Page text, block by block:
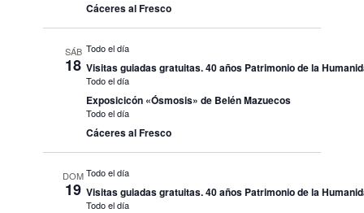
Cáceres al Fresco
SÁB
18
Todo el día
Visitas guiadas gratuitas. 40 años Patrimonio de la
Todo el día
Exposicicón «Ósmosis» de Belén Mazuecos
Todo el día
Cáceres al Fresco
DOM
19
Todo el día
Visitas guiadas gratuitas. 40 años Patrimonio de la
Todo el día